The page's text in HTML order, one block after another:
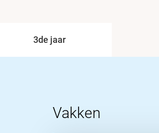
3de jaar
Vakken